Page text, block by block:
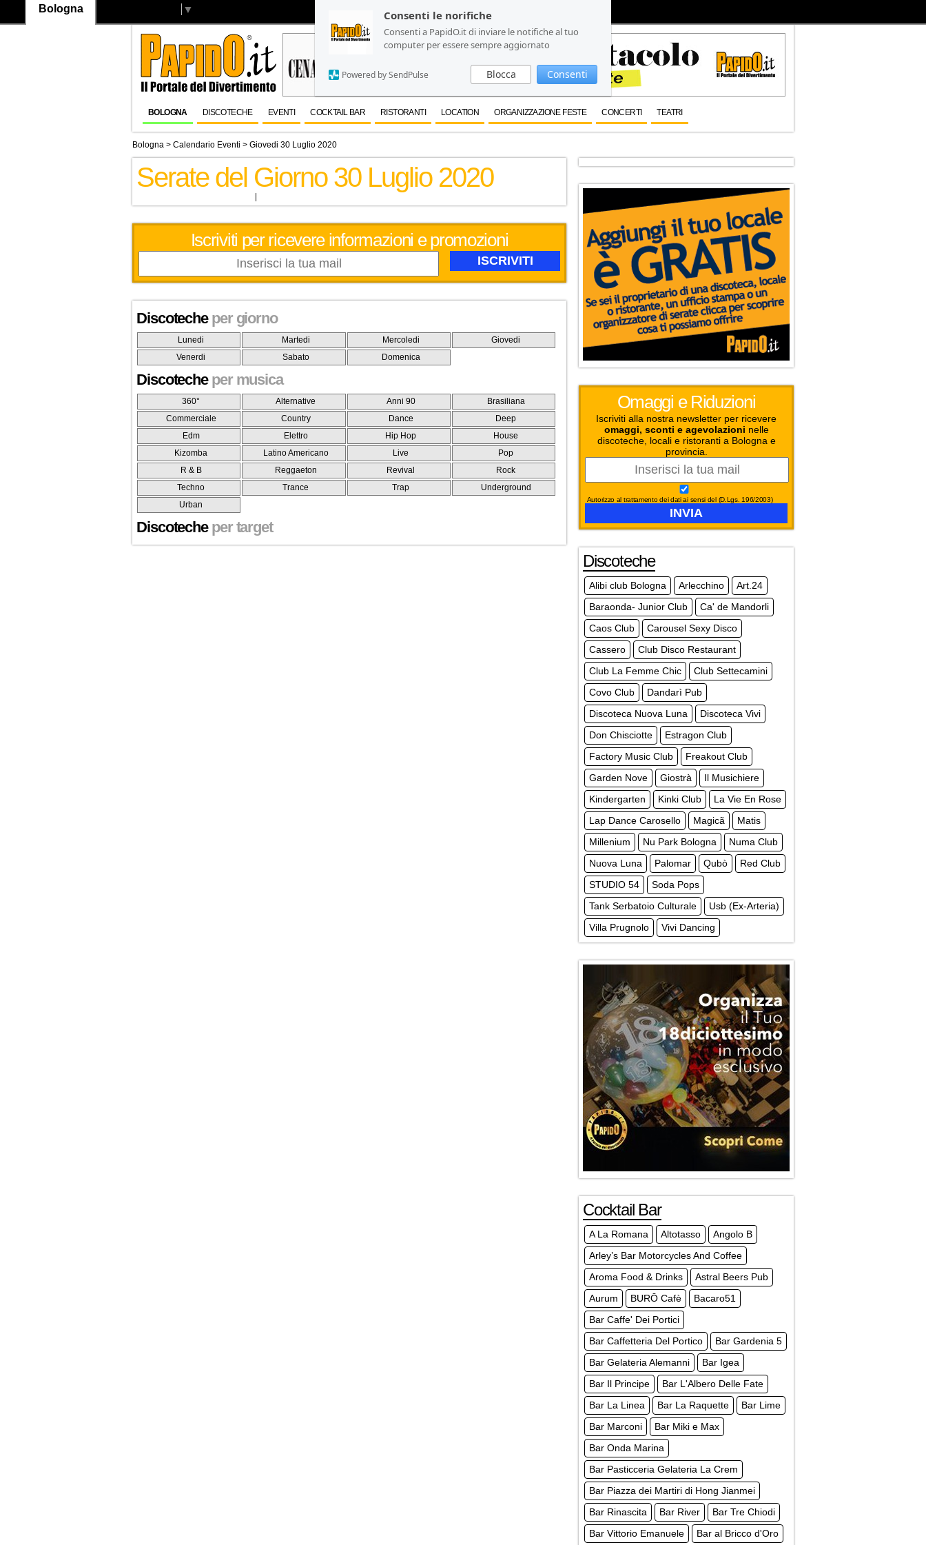
Consenti le norifiche
Consenti a PapidO.it di inviare le notifiche al tuo
computer per essere sempre aggiornato
Blocca Consenti
Powered by SendPulse
Consenti le norifiche
Consenti a PapidO.it di inviare le notifiche al tuo
computer per essere sempre aggiornato
Blocca Consenti
Powered by SendPulse
Bologna ▼
BOLOGNA DISCOTECHE EVENTI COCKTAIL BAR RISTORANTI LOCATION ORGANIZZAZIONE FESTE CONCERTI TEATRI
Bologna > Calendario Eventi > Giovedi 30 Luglio 2020
Serate del Giorno 30 Luglio 2020
Iscriviti per ricevere informazioni e promozioni
Discoteche per giorno
Lunedi Martedi Mercoledi
Giovedi
Venerdi
Sabato Domenica
Discoteche per musica
360° Alternative Anni 90
Brasiliana
Commerciale
Country Dance
Deep
Edm
Elettro Hip Hop
House
Kizomba
Latino Americano Live
Pop
R & B
Reggaeton Revival
Rock
Techno
Trance Trap
Underground
Urban
Discoteche per target
Omaggi e Riduzioni
Iscriviti alla nostra newsletter per ricevere
omaggi, sconti e agevolazioni nelle
discoteche, locali e ristoranti a Bologna e
provincia.
Autorizzo al trattamento dei dati ai sensi del (D.Lgs. 196/2003)
Discoteche
Alibi club Bologna Arlecchino
Art.24
Baraonda- Junior Club
Ca' de Mandorli
Caos Club
Carousel Sexy Disco
Cassero
Club Disco Restaurant
Club La Femme Chic
Club Settecamini
Covo Club
Dandarì Pub
Discoteca Nuova Luna
Discoteca Vivi
Don Chisciotte
Estragon Club
Factory Music Club
Freakout Club
Garden Nove
Giostrà
Il Musichiere
Kindergarten
Kinki Club
La Vie En Rose
Lap Dance Carosello
Magicã
Matis
Millenium
Nu Park Bologna
Numa Club
Nuova Luna
Palomar Qubò
Red Club
STUDIO 54
Soda Pops
Tank Serbatoio Culturale
Usb (Ex-Arteria)
Villa Prugnolo
Vivi Dancing
Cocktail Bar
A La Romana Altotasso
Angolo B
Arley’s Bar Motorcycles And Coffee
Aroma Food & Drinks
Astral Beers Pub
Aurum
BURŌ Cafè
Bacaro51
Bar Caffe' Dei Portici
Bar Caffetteria Del Portico
Bar Gardenia 5
Bar Gelateria Alemanni
Bar Igea
Bar Il Principe
Bar L'Albero Delle Fate
Bar La Linea
Bar La Raquette
Bar Lime
Bar Marconi
Bar Miki e Max
Bar Onda Marina
Bar Pasticceria Gelateria La Crem
Bar Piazza dei Martiri di Hong Jianmei
Bar Rinascita
Bar River
Bar Tre Chiodi
Bar Vittorio Emanuele
Bar al Bricco d'Oro